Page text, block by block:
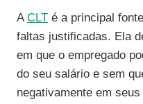
ACLT é a principal
faltas justificadas. Ela
em que o empregado
do seu salário e sem
negativamente em seus